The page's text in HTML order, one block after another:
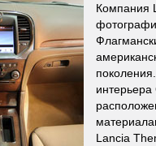
Компания
Lancia